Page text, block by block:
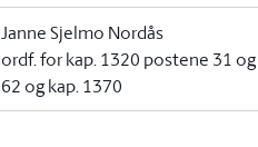
Janne Sjelmo Nordås
ordf. for kap. 1320 postene 31 og
62 og kap. 1370